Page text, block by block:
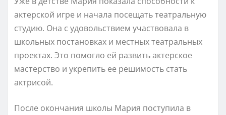
актерской игре и начала посещать театральную
студию. Она с удовольствием участвовала в
школьных постановках и местных театральных
проектах. Это помогло ей развить актерское
мастерство и укрепить ее решимость стать
актрисой.
После окончания школы Мария поступила в